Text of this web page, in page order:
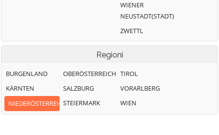
WIENER
NEUSTADT(STADT)
ZWETTL
Regioni
BURGENLAND
KÄRNTEN
NIEDERÖSTERREICH
OBERÖSTERREICH
SALZBURG
STEIERMARK
TIROL
VORARLBERG
WIEN